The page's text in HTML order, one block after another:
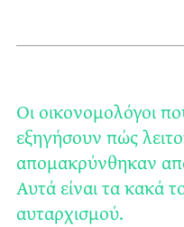
Οι οικονομολόγοι
εξηγήσουν πώς
απομακρύνθηκαν
Αυτά είναι τα κακά
αυταρχισμού.